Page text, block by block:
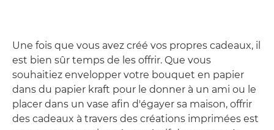
Une fois que vous avez créé vos propres cadeaux, il
est bien sûr temps de les offrir. Que vous
souhaitiez envelopper votre bouquet en papier
dans du papier kraft pour le donner à un ami ou le
placer dans un vase afin d'égayer sa maison, offrir
des cadeaux à travers des créations imprimées est